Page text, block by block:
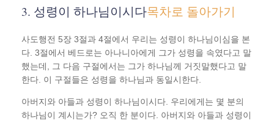
3. 성령이 하나님이시다목차로 돌아가기
사도행전 5장 3절과 4절에서 우리는 성령이 하나님이심을 본
다. 3절에서 베드로는 아나니아에게 그가 성령을 속였다고 말
했는데, 그 다음 구절에서는 그가 하나님께 거짓말했다고 말
한다. 이 구절들은 성령을 하나님과 동일시한다.
아버지와 아들과 성령이 하나님이시다. 우리에게는 몇 분의
하나님이 계시는가? 오직 한 분이다. 아버지와 아들과 성령이